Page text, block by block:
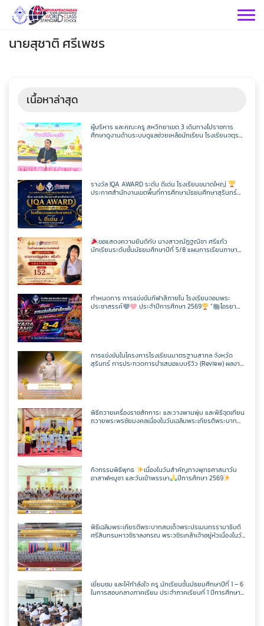
Skip
กลุ่มบริหารวิชาการ
เฟสบุคกลุ่มงานฯ
เว็บไซต์กลุ่มงานฯ
กลุ่มบริหารทั่วไป
เฟสบุคกลุ่มงานฯ
เว็บไซต์กลุ่มงานฯ
กลุ่มบริหารงานบุคคล
เฟสบุคกลุ่มงานฯ
เว็บไซต์กลุ่มงานฯ
กลุ่มบริหารงบประมาณ
เฟสบุคกลุ่มงานฯ
เว็บไซต์กลุ่มงานฯ
กลุ่มสาระฯ
วิทยาศาสตร์
เฟสบุคกลุ่มสาระฯ
เว็บไซต์กลุ่มสาระฯ
ตารางเรียน/สอน
คณิตศาสตร์
เฟสบุคกลุ่มสาระฯ
เว็บไซต์กลุ่มสาระฯ
ตารางเรียน/สอน
ต่างประเทศ
เฟสบุคกลุ่มสาระฯ
เว็บไซต์กลุ่มสาระฯ
ตารางเรียน/สอน
ภาษาไทย
เฟสบุคกลุ่มสาระฯ
เว็บไซต์กลุ่มสาระฯ
ตารางเรียน/สอน
สังคมศึกษาฯ
เฟสบุคกลุ่มสาระฯ
เว็บไซต์กลุ่มสาระฯ
ตารางเรียน/สอน
ศิลปะ
เฟสบุคกลุ่มสาระฯ
เว็บไซต์กลุ่มสาระฯ
ตารางเรียน/สอน
การงานอาชีพ
เฟสบุคกลุ่มสาระฯ
เว็บไซต์กลุ่มสาระฯ
ตารางเรียน/สอน
พลศึกษา
เฟสบุคกลุ่มสาระฯ
เว็บไซต์กลุ่มสาระฯ
ตารางเรียน/สอน
เทคโนโลยี
เฟสบุคเทคโนโลยี
เว็บไซต์เทคโนโลยี
กลุ่มงาน
คำสั่งโรงเรียน
ประชาสัมพันธ์ CPS
กิจกรรม CPS
ToBeNumberOne
ITA2569
ITA2568
ITA2567
ITA2566
แผนผังเว็บไซต์
เว็บไซต์เดิม
ตารางเรียน1/69
ตารางเรียน ม.1
ตารางเรียน ม.2
ตารางเรียน ม.3
ตารางเรียน ม.4
ครูพีระพันธ์ เสริมศิริ
วิชาวิทยาการคำนวณ
วิชาออกแบบฯ
วิชาเพิ่มเติม
ครูเเชิด ชูตาลัด
วิชาวิทยาการคำนวณ
วิชาออกแบบฯ
วิชาเพิ่มเติม
ครูเทพสุดา พรหมสวัสดิ์
วิชาวิทยาการคำนวณ
วิชาออกแบบฯ
วิชาเพิ่มเติม
ครูประหยัด สายบุตร
วิชาวิทยาการคำนวณ
วิชาออกแบบฯ
วิชาเพิ่มเติม
ครูนิตยา บุญเสริม
วิชาวิทยาการคำนวณ
วิชาออกแบบฯ
วิชาเพิ่มเติม
ครูกัณฌ์ฏธัจส์ ก้านเหลือง
วิชาวิทยาการคำนวณ
วิชาออกแบบฯ
วิชาเพิ่มเติม
ครูมัตติกา สุวงศ์
วิชาวิทยาการคำนวณ
วิชาออกแบบฯ
วิชาเพิ่มเติม
ครูศุภวิชญ์ กมลเลิศ
วิชาวิทยาการคำนวณ
วิชาออกแบบฯ
นายสุชาติ ศรีเพชร
เนื้อหาล่าสุด
ผู้บริหาร และคณะครู สหวิทยาเขต 3 เดินทางไปราชการ
ศึกษาดูงานด้านระบบดูแลช่วยเหลือนักเรียน โรงเรียนจตุร
รางวัล IQA AWARD ระดับ ดีเด่น โรงเรียนขนาดใหญ่
ประกาศสำนักงานเขตพื้นที่การศึกษามัธยมศึกษาสุรินทร์
ขอแสดงความยินดีกับ นางสาวณัฏฐณิชา ศรีแก้ว
นักเรียนระดับชั้นมัธยมศึกษาปีที่ 5/8 แผนการเรียนภาษา
กำหนดการ การแข่งขันกีฬาสีภายใน โรงเรียนจอมพระ
ประชาสรรค์
ประจำปีการศึกษา 2569 “
ไอรยา
การแข่งขันในโครงการโรงเรียนมาตรฐานสากล จังหวัด
สุรินทร์ การประกวดการนำเสนอแบบรีวิว (Review) ผลงาน
พิธีถวายเครื่องราชสักการะ และวางพานพุ่ม และพิธีจุดเทียน
ถวายพระพรชัยมงคลเนื่องในวันเฉลิมพระเกียรติพระบาท
กิจกรรมพิธีพุทธ
เนื่องในวันสำคัญทางพุทธศาสนาวัน
อาสาฬหบูชา และวันเข้าพรรษา
ปีการศึกษา 2569
พิธีเฉลิมพระเกียรติพระบาทสมเด็จพระปรเมนทรรามาธิบดี
ศรีสินทรมหาวชิราลงกรณ พระวชิรเกล้าเจ้าอยู่หัวเนื่องในวัน
เยี่ยมชม และให้กำลังใจ ครู นักเรียนชั้นมัธยมศึกษาปีที่ 1 – 6
ในการสอบกลางภาคเรียน ประจำภาคเรียนที่ 1 ปีการศึกษา